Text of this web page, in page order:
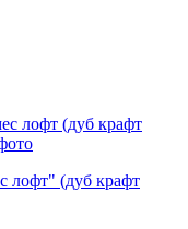
лофт" (дуб крафт